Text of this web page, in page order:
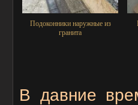
Подоконники наружные из
гранита
В давние